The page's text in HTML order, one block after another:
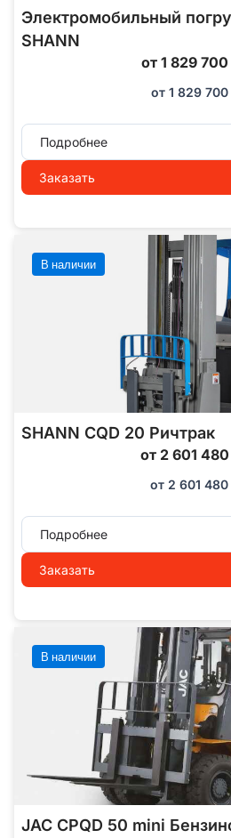
Электромобильный
SHANN
от 1 829
от 1 829 700
Подробнее
Заказать
В наличии
SHANN CQD 20 Ричтрак
от 2 601
от 2 601 480
Подробнее
Заказать
В наличии
JAC CPQD 50 mini